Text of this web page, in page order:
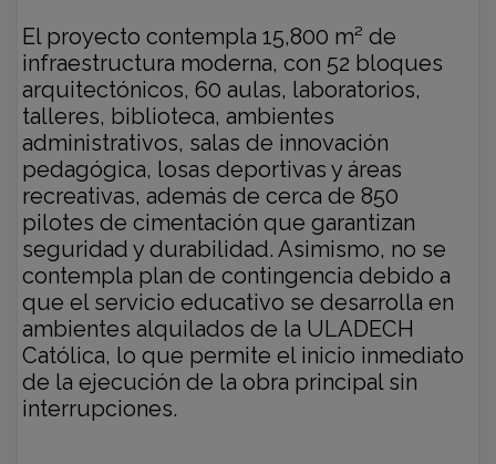
El proyecto contempla 15,800 m² de
infraestructura moderna, con 52 bloques
arquitectónicos, 60 aulas, laboratorios,
talleres, biblioteca, ambientes
administrativos, salas de innovación
pedagógica, losas deportivas y áreas
recreativas, además de cerca de 850
pilotes de cimentación que garantizan
seguridad y durabilidad. Asimismo, no se
contempla plan de contingencia debido a
que el servicio educativo se desarrolla en
ambientes alquilados de la ULADECH
Católica, lo que permite el inicio inmediato
de la ejecución de la obra principal sin
interrupciones.